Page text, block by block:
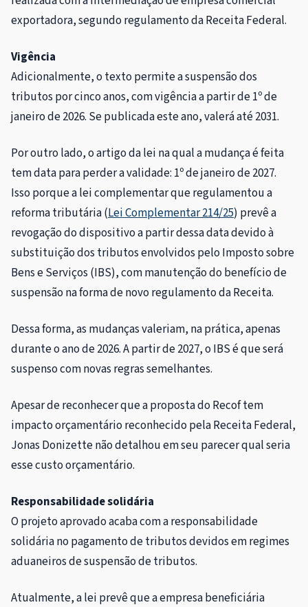
exportadora, segundo regulamento da Receita Federal.
Vigência
Adicionalmente, o texto permite a suspensão dos
tributos por cinco anos, com vigência a partir de 1º de
janeiro de 2026. Se publicada este ano, valerá até 2031.
Por outro lado, o artigo da lei na qual a mudança é feita
tem data para perder a validade: 1º de janeiro de 2027.
Isso porque a lei complementar que regulamentou a
reforma tributária (Lei Complementar 214/25) prevê a
revogação do dispositivo a partir dessa data devido à
substituição dos tributos envolvidos pelo Imposto sobre
Bens e Serviços (IBS), com manutenção do benefício de
suspensão na forma de novo regulamento da Receita.
Dessa forma, as mudanças valeriam, na prática, apenas
durante o ano de 2026. A partir de 2027, o IBS é que será
suspenso com novas regras semelhantes.
Apesar de reconhecer que a proposta do Recof tem
impacto orçamentário reconhecido pela Receita Federal,
Jonas Donizette não detalhou em seu parecer qual seria
esse custo orçamentário.
Responsabilidade solidária
O projeto aprovado acaba com a responsabilidade
solidária no pagamento de tributos devidos em regimes
aduaneiros de suspensão de tributos.
Atualmente, a lei prevê que a empresa beneficiária